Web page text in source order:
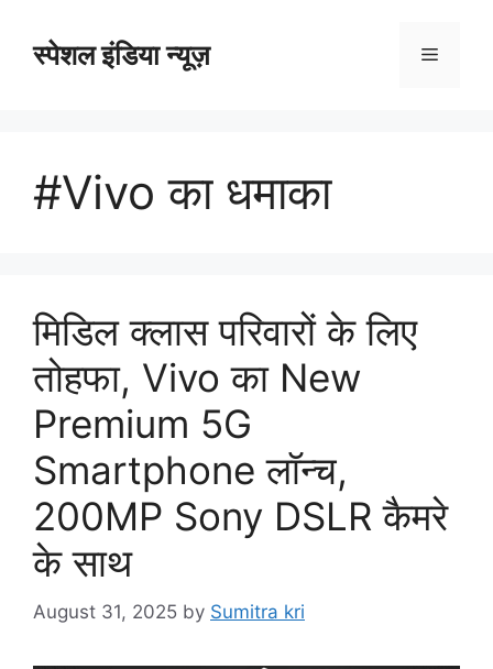
contentस्पेशल इंडिया न्यूज़ Menu
#Vivo का धमाका
मिडिल क्लास परिवारों के लिए
तोहफा, Vivo का New
Premium 5G
Smartphone लॉन्च,
200MP Sony DSLR कैमरे
के साथ
August 31, 2025 by Sumitra kri